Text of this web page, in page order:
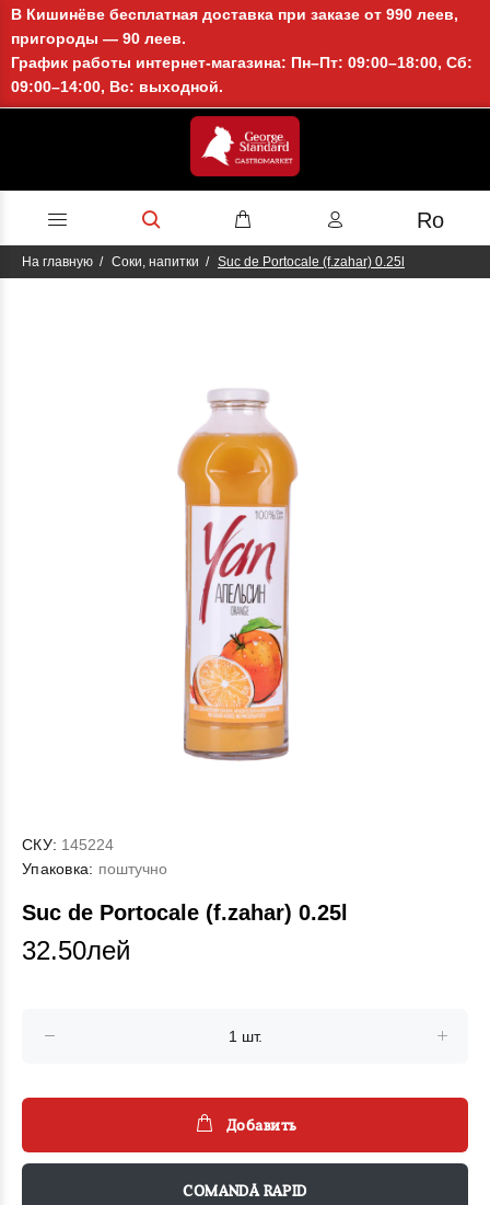
В Кишинёве бесплатная доставка при заказе от 990 леев,
пригороды — 90 леев.
График работы интернет-магазина: Пн–Пт: 09:00–18:00, Сб:
09:00–14:00, Вс: выходной.
Ro
На главную Соки, напитки Suc de Portocale (f.zahar) 0.25l
СКУ: 145224
Упаковка: поштучно
Suc de Portocale (f.zahar) 0.25l
32.50лей
Добавить
COMANDĂ RAPID